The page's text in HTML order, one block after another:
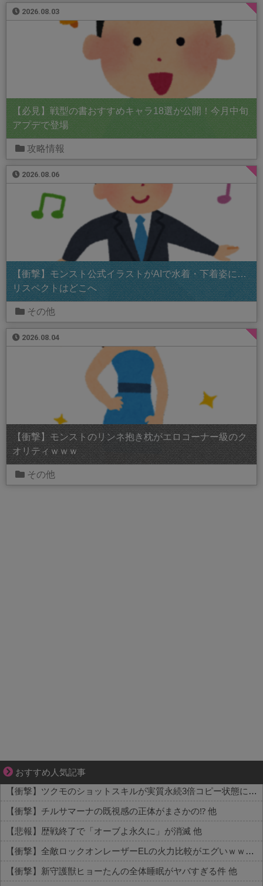
2026.08.03
【必見】戦型の書おすすめキャラ18選が公開！今月中旬
アプデで登場
攻略情報
2026.08.06
【衝撃】モンスト公式イラストがAIで水着・下着姿に…
リスペクトはどこへ
その他
2026.08.04
【衝撃】モンストのリンネ抱き枕がエロコーナー級のク
オリティｗｗｗ
その他
おすすめ人気記事
妻が嫌すぎて壊れていった、ある夫の現実
【衝撃】ツクモのショットスキルが実質永続3倍コピー状態に 他
【衝撃】チルサマーナの既視感の正体がまさかの⁉️ 他
【悲報】歴戦終了で「オーブよ永久に」が消滅 他
【衝撃】全敵ロックオンレーザーELの火力比較がエグいｗｗｗ 他
【衝撃】新守護獣ヒョーたんの全体睡眠がヤバすぎる件 他